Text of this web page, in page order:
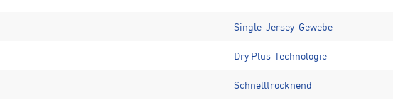
Single-Jersey-Gewebe
Dry Plus-Technologie
Schnelltrocknend